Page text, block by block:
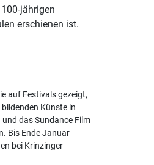
jährigen
erschienen ist.
auf Festivals gezeigt,
Künste in
und das Sundance Film
Bis Ende Januar
bei Krinzinger